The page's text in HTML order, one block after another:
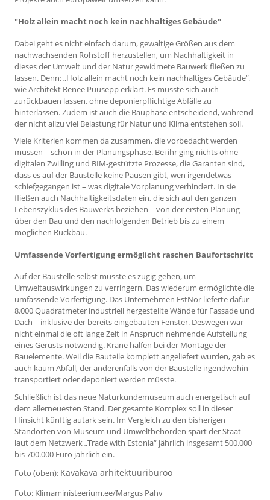
"Holz allein macht noch kein nachhaltiges Gebäude"
Dabei geht es nicht einfach darum, gewaltige Größen aus dem
nachwachsenden Rohstoff herzustellen, um Nachhaltigkeit in
dieses der Umwelt und der Natur gewidmete Bauwerk fließen zu
lassen. Denn: „Holz allein macht noch kein nachhaltiges Gebäude“,
wie Architekt Renee Puusepp erklärt. Es müsste sich auch
zurückbauen lassen, ohne deponierpflichtige Abfälle zu
hinterlassen. Zudem ist auch die Bauphase entscheidend, während
der nicht allzu viel Belastung für Natur und Klima entstehen soll.
Viele Kriterien kommen da zusammen, die vorbedacht werden
müssen – schon in der Planungsphase. Bei ihr ging nichts ohne
digitalen Zwilling und BIM-gestützte Prozesse, die Garanten sind,
dass es auf der Baustelle keine Pausen gibt, wen irgendetwas
schiefgegangen ist – was digitale Vorplanung verhindert. In sie
fließen auch Nachhaltigkeitsdaten ein, die sich auf den ganzen
Lebenszyklus des Bauwerks beziehen – von der ersten Planung
über den Bau und den nachfolgenden Betrieb bis zu einem
möglichen Rückbau.
Umfassende Vorfertigung ermöglicht raschen Baufortschritt
Auf der Baustelle selbst musste es zügig gehen, um
Umweltauswirkungen zu verringern. Das wiederum ermöglichte die
umfassende Vorfertigung. Das Unternehmen EstNor lieferte dafür
8.000 Quadratmeter industriell hergestellte Wände für Fassade und
Dach – inklusive der bereits eingebauten Fenster. Deswegen war
nicht einmal die oft lange Zeit in Anspruch nehmende Aufstellung
eines Gerüsts notwendig. Krane halfen bei der Montage der
Bauelemente. Weil die Bauteile komplett angeliefert wurden, gab es
auch kaum Abfall, der anderenfalls von der Baustelle irgendwohin
transportiert oder deponiert werden müsste.
Schließlich ist das neue Naturkundemuseum auch energetisch auf
dem allerneuesten Stand. Der gesamte Komplex soll in dieser
Hinsicht künftig autark sein. Im Vergleich zu den bisherigen
Standorten von Museum und Umweltbehörden spart der Staat
laut dem Netzwerk „Trade with Estonia“ jährlich insgesamt 500.000
bis 700.000 Euro jährlich ein.
Foto (oben): Kavakava arhitektuuribüroo
Foto: Klimaministeerium.ee/Margus Pahv